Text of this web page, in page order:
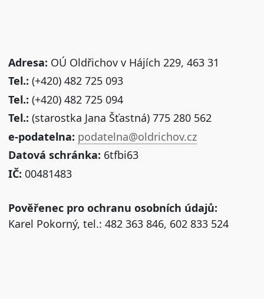
Adresa: OÚ Oldřichov v Hájích 229, 463 31
Tel.: (+420) 482 725 093
Tel.: (+420) 482 725 094
Tel.: (starostka Jana Šťastná) 775 280 562
e-podatelna: podatelna@oldrichov.cz
Datová schránka: 6tfbi63
IČ: 00481483
Pověřenec pro ochranu osobních údajů:
Karel Pokorný, tel.: 482 363 846, 602 833 524